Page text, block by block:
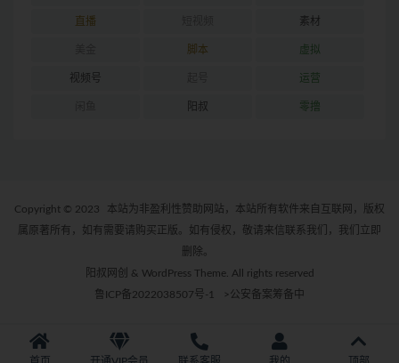
直播 素材
脚本 虚拟
视频号 运营
阳叔 零撸
Copyright © 2023
本站为非盈利性赞助网站，本站所有软件来自互联网，版权
属原著所有，如有需要请购买正版。如有侵权，敬请来信联系我们，我们立即
删除。
阳叔网创 & WordPress Theme. All rights reserved
鲁ICP备2022038507号-1
>公安备案筹备中